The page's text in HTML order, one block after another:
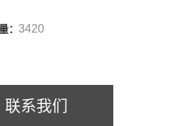
： 3420
联系我们